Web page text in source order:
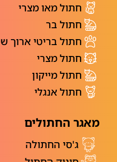
חתול מאו מצרי
חתול בר
חתול בריטי ארוך
חתול מצרי
חתול מייקון
חתול אנגלי
מאגר החתולים
ג'סי החתולה